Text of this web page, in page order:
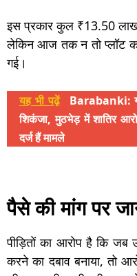
इस प्रकार कुल ₹13.50 लाख
लेकिन आज तक न तो प्लॉट
गई।
यह भी पढ़ें
Barabanki:
शिकंजा, मुठभेड़ में शातिर
दर्ज हैं मामले
पैसे की मांग पर
पीड़ितों का आरोप है कि जब
करने का दबाव बनाया, तो